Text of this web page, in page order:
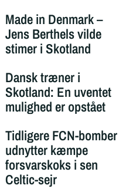
Made in Denmark –
Jens Berthels vilde
stimer i Skotland
Dansk træner i
Skotland: En uventet
mulighed er opstået
Tidligere FCN-bomber
udnytter kæmpe
forsvarskoks i sen
Celtic-sejr